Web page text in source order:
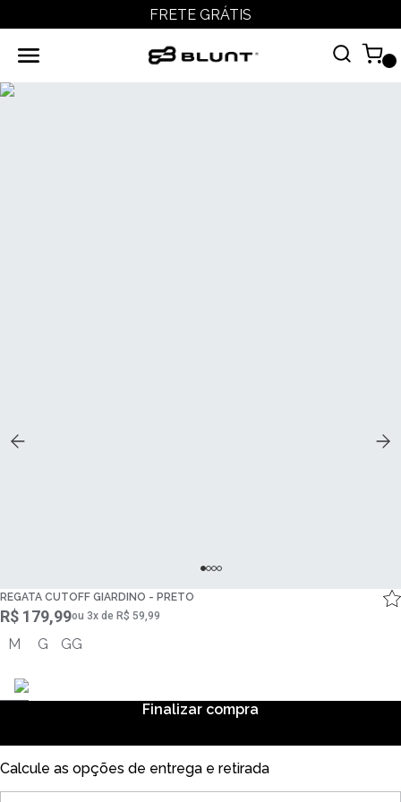
FRETE GRÁTIS
REGATA CUTOFF GIARDINO - PRETO
R$ 179,99ou 3x de R$ 59,99
M G GG
Finalizar compra
Calcule as opções de entrega e retirada